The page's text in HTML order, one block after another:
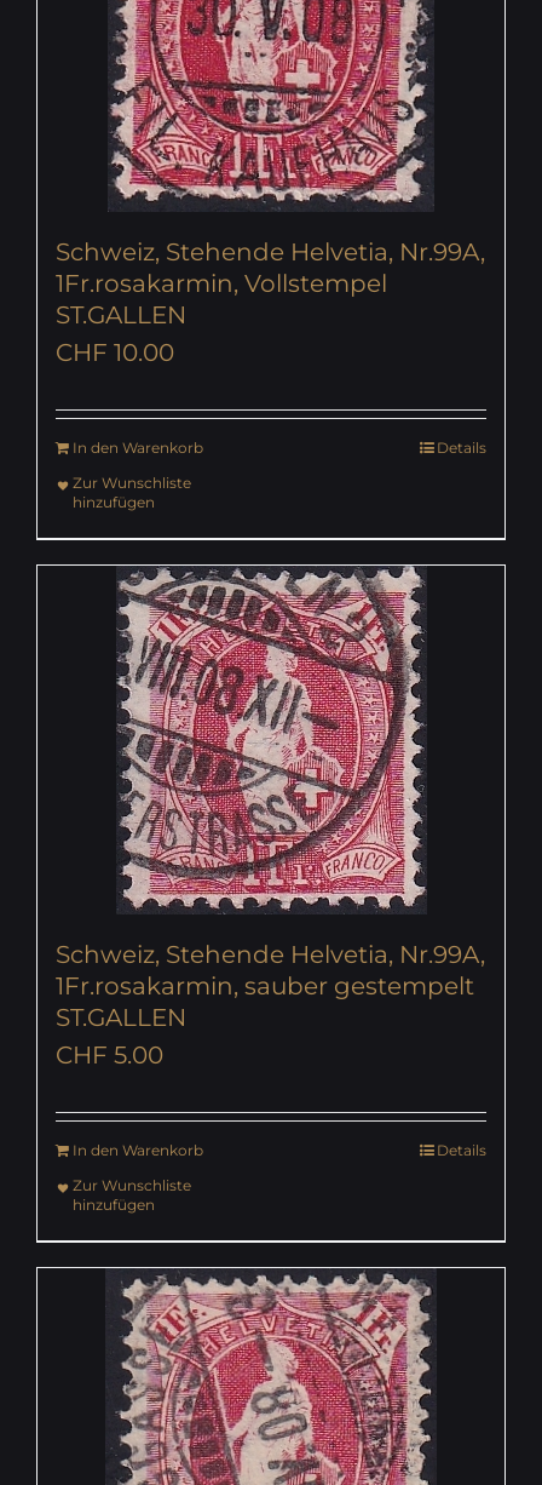
Schweiz, Stehende Helvetia, Nr.99A,
1Fr.rosakarmin, Vollstempel
ST.GALLEN
CHF 10.00
In den Warenkorb
Details
Zur Wunschliste
hinzufügen
Schweiz, Stehende Helvetia, Nr.99A,
1Fr.rosakarmin, sauber gestempelt
ST.GALLEN
CHF 5.00
In den Warenkorb
Details
Zur Wunschliste
hinzufügen